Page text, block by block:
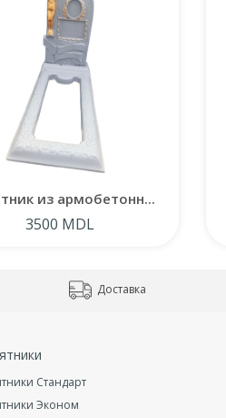
из армобетонн...
3500 MDL
Доставка
Стандарт
Эконом